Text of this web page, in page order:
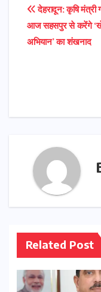
Post
देहरादून: कृषि मंत्री
आज सहसपुर से करेंगे
अभियान’ का शंखनाद
Related Post